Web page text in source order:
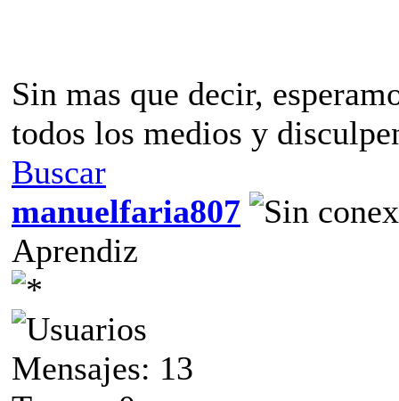
Sin mas que decir,
todos los medios y
Buscar
manuelfaria807
Aprendiz
Mensajes: 13